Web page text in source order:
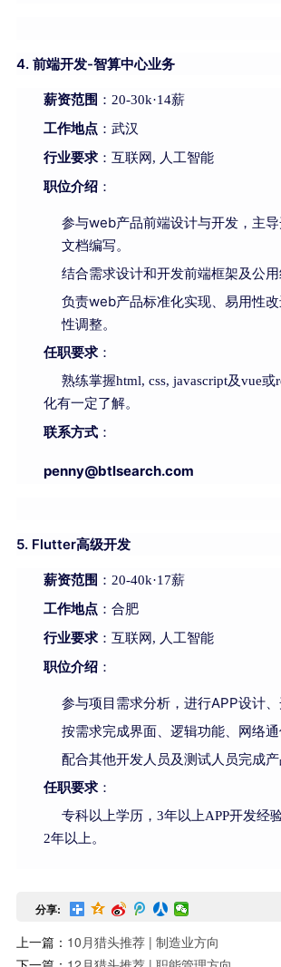
4. 前端开发-智算中心业务
薪资范围 ：20-30k·14薪
工作地点：武汉
行业要求：互联网, 人工智能
职位介绍：
参与web产品前端设计与开发，主
文档编写。
结合需求设计和开发前端框架及公用
负责web产品标准化实现、易用性
性调整。
任职要求：
熟练掌握html, css, javascript及vue或
化有一定了解。
联系方式：
penny@btlsearch.com
5. Flutter高级开发
薪资范围 ：20-40k·17薪
工作地点：合肥
行业要求：互联网, 人工智能
职位介绍：
参与项目需求分析，进行APP设计、
按需求完成界面、逻辑功能、网络通
配合其他开发人员及测试人员完成产
任职要求：
专科以上学历，3年以上APP开发经
2年以上。
分享:
上一篇： 10月猎头推荐 | 制造业方向